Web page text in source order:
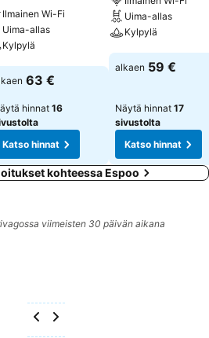
Ilmainen Wi-Fi
Uima-allas
Kylpylä
hinnat
63 €
hinnat16
Katso hinnat
Uima-allas
Kylpylä
Katso hinnat
alkaen 59 €
Näytä hinnat 17
sivustolta
Katso hinnat
kohteessa Espoo
viimeisten 30 päivän aikana